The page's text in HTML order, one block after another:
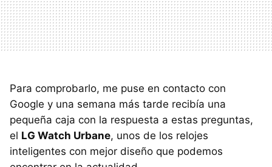
Para comprobarlo, me puse en contacto con
Google y una semana más tarde recibía una
pequeña caja con la respuesta a estas preguntas,
el LG Watch Urbane, unos de los relojes
inteligentes con mejor diseño que podemos